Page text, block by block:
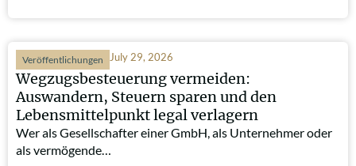
Veröffentlichungen July 29, 2026
Wegzugsbesteuerung vermeiden:
Auswandern, Steuern sparen und den
Lebensmittelpunkt legal verlagern
Wer als Gesellschafter einer GmbH, als Unternehmer oder
als vermögende…